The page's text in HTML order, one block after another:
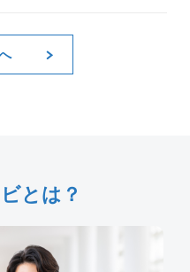
とは？